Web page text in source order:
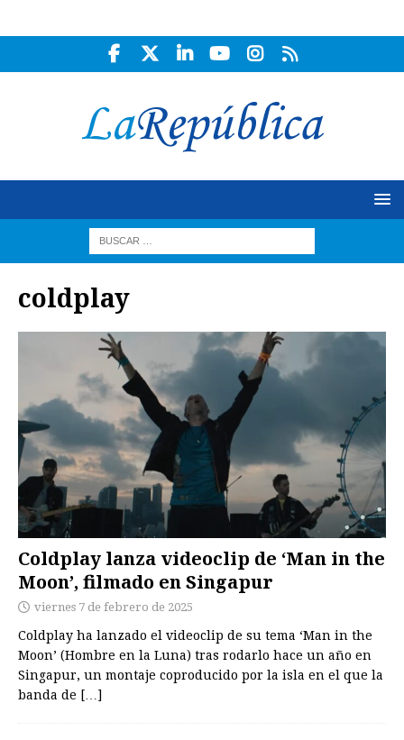
coldplay
Coldplay lanza videoclip de ‘Man in the
Moon’, filmado en Singapur
viernes 7 de febrero de 2025
Coldplay ha lanzado el videoclip de su tema ‘Man in the
Moon’ (Hombre en la Luna) tras rodarlo hace un año en
Singapur, un montaje coproducido por la isla en el que la
banda de […]